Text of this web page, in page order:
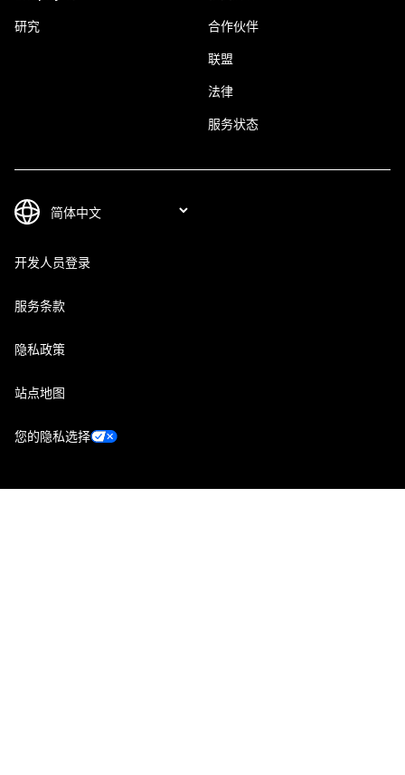
研究 合作伙伴
联盟
法律
服务状态
开发人员登录
服务条款
隐私政策
站点地图
您的隐私选择